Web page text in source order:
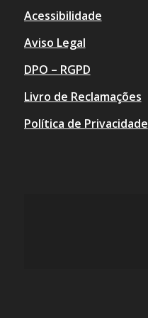
Acessibilidade
Aviso Legal
DPO – RGPD
Livro de Reclamações
Política de Privacidade